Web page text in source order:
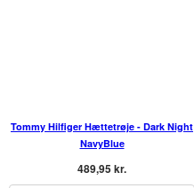
Tommy Hilfiger Hættetrøje - Dark Night
NavyBlue
489,95 kr.